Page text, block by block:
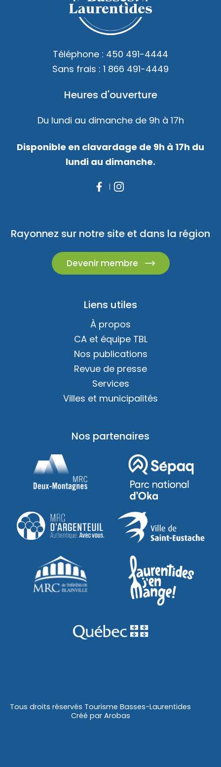
Téléphone : 450 491-4444
Sans frais : 1 866 491-4449
Heures d'ouverture
Du lundi au dimanche de 9h à 17h
Disponible en clavardage de 9h à 17h du
lundi au dimanche.
Rayonnez sur notre site et dans la région
Devenir membre
Liens utiles
À propos
CA et équipe TBL
Nos publications
Revue de presse
Services
Villes et municipalités
Nos partenaires
Tous droits réservés Tourisme Basses-Laurentides
Créé par Arobas